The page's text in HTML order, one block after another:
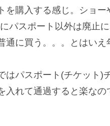
を購入する感じ。ショ
パスポート以外は廃止
に買う。。。とはいえ
はパスポート(チケット)
入れて通過すると楽な